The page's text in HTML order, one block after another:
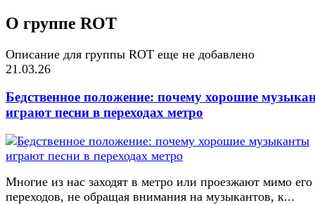
О группе ROT
Описание для группы ROT еще не добавлено
21.03.26
Бедственное положение: почему хорошие
играют песни в переходах метро
Многие из нас заходят в метро или проезжают мимо его
переходов, не обращая внимания на музыкантов, к...